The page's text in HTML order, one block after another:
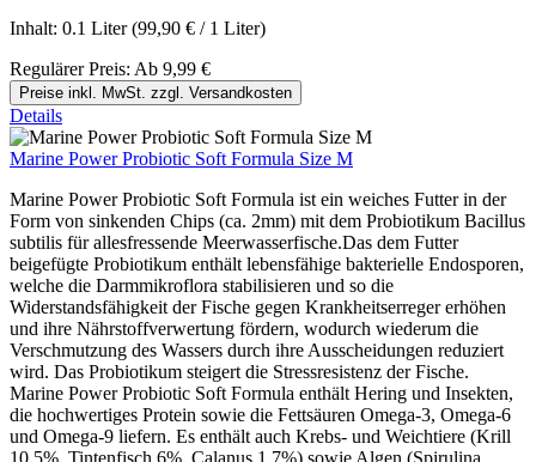
Inhalt: 0.1 Liter(99,90 € / 1 Liter)
Regulärer Preis: Ab 9,99 €
Preise inkl. MwSt. zzgl. Versandkosten
Details
Marine Power Probiotic Soft Formula Size M
Marine Power Probiotic Soft Formula ist ein weiches Futter in der
Form von sinkenden Chips (ca. 2mm) mit dem Probiotikum Bacillus
subtilis für allesfressende Meerwasserfische.Das dem Futter
beigefügte Probiotikum enthält lebensfähige bakterielle Endosporen,
welche die Darmmikroflora stabilisieren und so die
Widerstandsfähigkeit der Fische gegen Krankheitserreger erhöhen
und ihre Nährstoffverwertung fördern, wodurch wiederum die
Verschmutzung des Wassers durch ihre Ausscheidungen reduziert
wird. Das Probiotikum steigert die Stressresistenz der Fische.
Marine Power Probiotic Soft Formula enthält Hering und Insekten,
die hochwertiges Protein sowie die Fettsäuren Omega-3, Omega-6
und Omega-9 liefern. Es enthält auch Krebs- und Weichtiere (Krill